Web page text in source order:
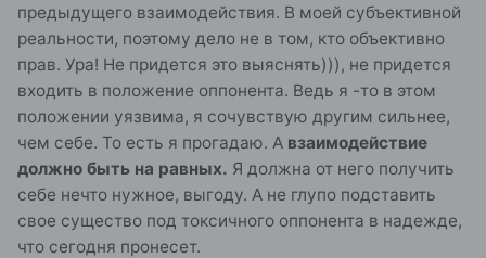
предыдущего взаимодействия. В моей субъективной
реальности, поэтому дело не в том, кто объективно
прав. Ура! Не придется это выяснять))), не придется
входить в положение оппонента. Ведь я -то в этом
положении уязвима, я сочувствую другим сильнее,
чем себе. То есть я прогадаю. А взаимодействие
должно быть на равных. Я должна от него получить
себе нечто нужное, выгоду. А не глупо подставить
свое существо под токсичного оппонента в надежде,
что сегодня пронесет.